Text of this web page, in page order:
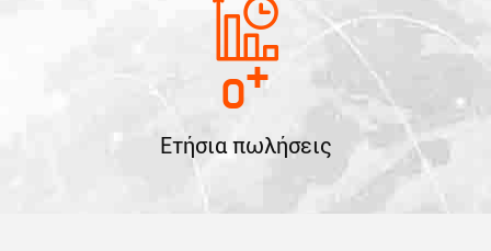
0+
Ετήσια πωλήσεις